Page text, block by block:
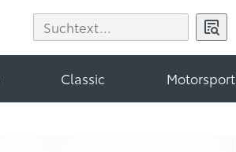
Classic Motorsport